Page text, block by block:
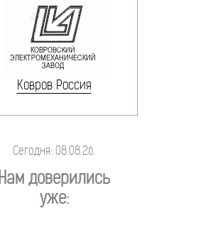
Ковров Россия
Сегодня: 08.08.26.
Нам доверились
уже: